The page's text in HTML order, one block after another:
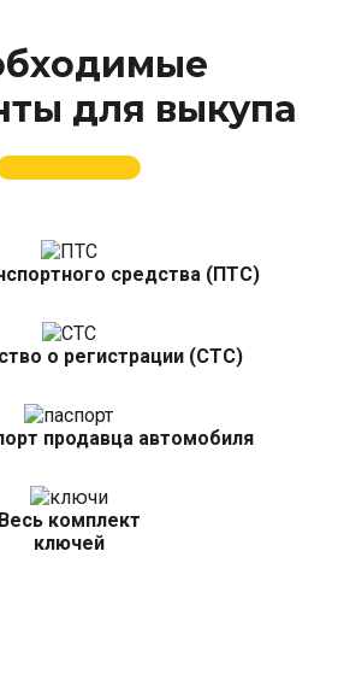
для выкупа
средства (ПТС)
о регистрации (СТС)
продавца автомобиля
Весь комплект
ключей